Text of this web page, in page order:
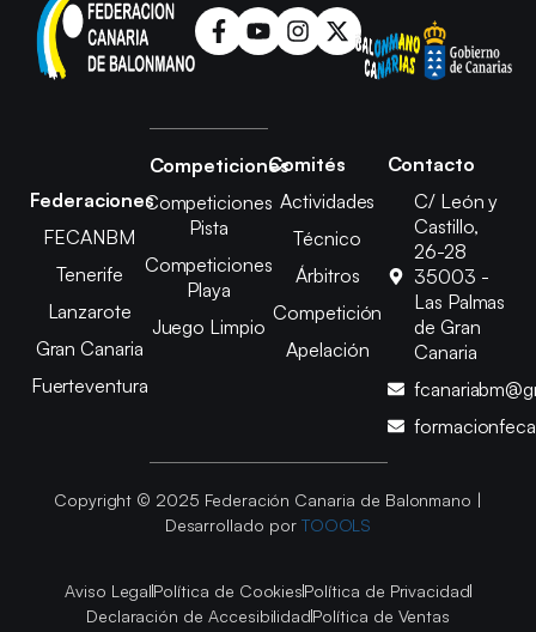
Federaciones
FECANBM
Tenerife
Lanzarote
Gran Canaria
Fuerteventura
Competiciones
Competiciones
Pista
Competiciones
Playa
Juego Limpio
Comités
Actividades
Técnico
Árbitros
Competición
Apelación
Contacto
C/ León y
Castillo,
26-28
35003 -
Las Palmas
de Gran
Canaria
Copyright © 2025 Federación Canaria de Balonmano |
Desarrollado por TOOOLS
Aviso LegalPolítica de CookiesPolítica de Privacidad
Declaración de AccesibilidadPolítica de Ventas